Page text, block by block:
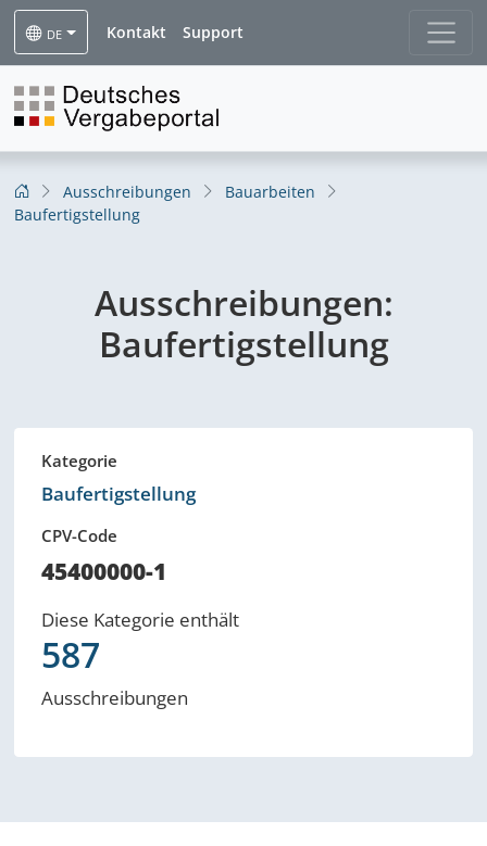
DE Kontakt Support
Ausschreibungen
Bauarbeiten
Baufertigstellung
Ausschreibungen:
Baufertigstellung
Kategorie
Baufertigstellung
CPV-Code
45400000-1
Diese Kategorie enthält
587
Ausschreibungen